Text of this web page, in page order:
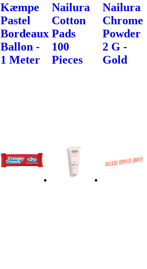
Kæmpe
Pastel
Bordeaux
Ballon -
1 Meter
Nailura
Cotton
Pads
100
Pieces
Nailura
Chrome
Powder
2 G -
Gold